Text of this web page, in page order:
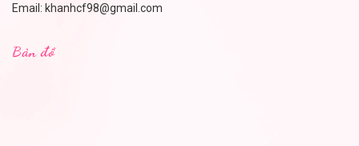
Email: khanhcf98@gmail.com
Bản đồ